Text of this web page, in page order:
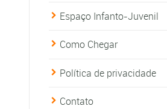
Espaço Infanto-Juvenil
Como Chegar
Política de privacidade
Contato